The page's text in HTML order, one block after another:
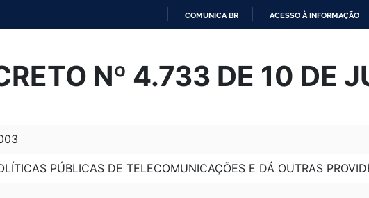
O
CONTEÚDO
COMUNICA BR ACESSO À INFORMAÇÃO
Nº 4.733 DE 10 DE
PÚBLICAS DE TELECOMUNICAÇÕES E DÁ OUTRAS